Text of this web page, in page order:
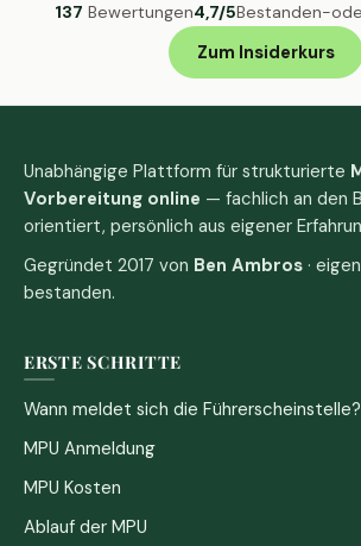
137 Bewertungen4,7/5Bestanden-
Zum Insiderkurs
Unabhängige Plattform für strukturierte
Vorbereitung online — fachlich an den
orientiert, persönlich aus eigener
Gegründet 2017 von Ben Ambros ·
bestanden.
ERSTE SCHRITTE
Wann meldet sich die Führerscheinstelle?
MPU Anmeldung
MPU Kosten
Ablauf der MPU